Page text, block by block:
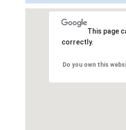
This page
correctly.
Do you own this